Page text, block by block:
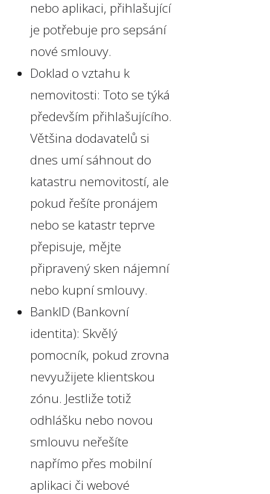
nebo aplikaci, přihlašující
je potřebuje pro sepsání
nové smlouvy.
Doklad o vztahu k
nemovitosti: Toto se týká
především přihlašujícího.
Většina dodavatelů si
dnes umí sáhnout do
katastru nemovitostí, ale
pokud řešíte pronájem
nebo se katastr teprve
přepisuje, mějte
připravený sken nájemní
nebo kupní smlouvy.
BankID (Bankovní
identita): Skvělý
pomocník, pokud zrovna
nevyužijete klientskou
zónu. Jestliže totiž
odhlášku nebo novou
smlouvu neřešíte
napřímo přes mobilní
aplikaci či webové